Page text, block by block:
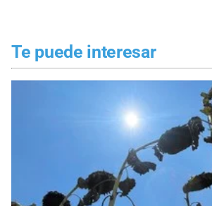
Te puede interesar